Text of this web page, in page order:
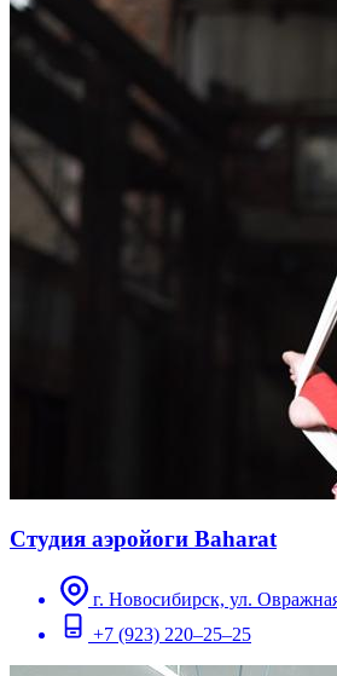
Студия аэройоги Baharat
г. Новосибирск, ул.
+7 (923) 220–25–25